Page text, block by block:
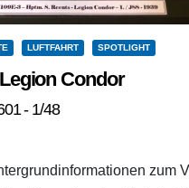
LUFTFAHRT SPOTLIGHT
Condor
- 1/48
zum